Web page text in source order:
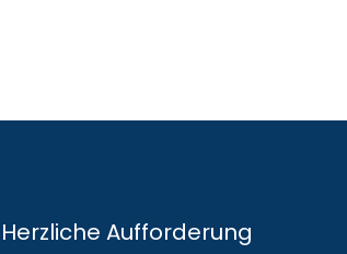
Herzliche Aufforderung